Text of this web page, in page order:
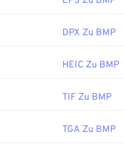
. Wenn Sie die BMP-Datei in
Apple Preview,
DPX Zu BMP
HEIC Zu BMP
TIF Zu BMP
TGA Zu BMP